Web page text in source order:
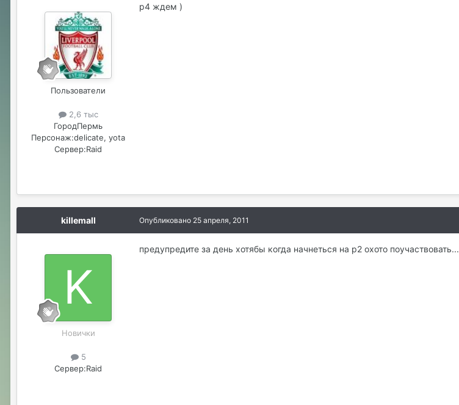
Пользователи
2,6 тыс
ГородПермь
Персонаж:delicate, yota
Сервер:Raid
р4 ждем )
killemall
Новички
5
Сервер:Raid
Опубликовано 25 апреля, 2011
предупредите за день хотябы когда начнеться на р2 охото поучаствовать...